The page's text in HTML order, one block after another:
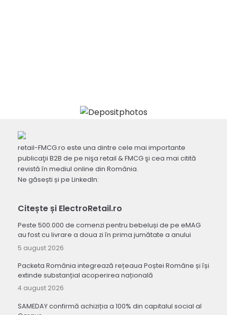
retail-FMCG.ro este una dintre cele mai importante
publicaţii B2B de pe nişa retail & FMCG şi cea mai citită
revistă în mediul online din România.
Ne găsești și pe LinkedIn:
Citește și ElectroRetail.ro
Peste 500.000 de comenzi pentru bebeluși de pe eMAG
au fost cu livrare a doua zi în prima jumătate a anului
5 august 2026
Packeta România integrează rețeaua Poștei Române și își
extinde substanțial acoperirea națională
4 august 2026
SAMEDAY confirmă achiziția a 100% din capitalul social al